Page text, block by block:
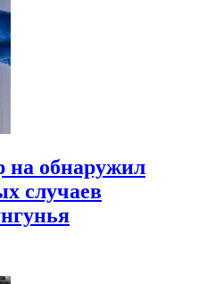
на обнаружил
случаев